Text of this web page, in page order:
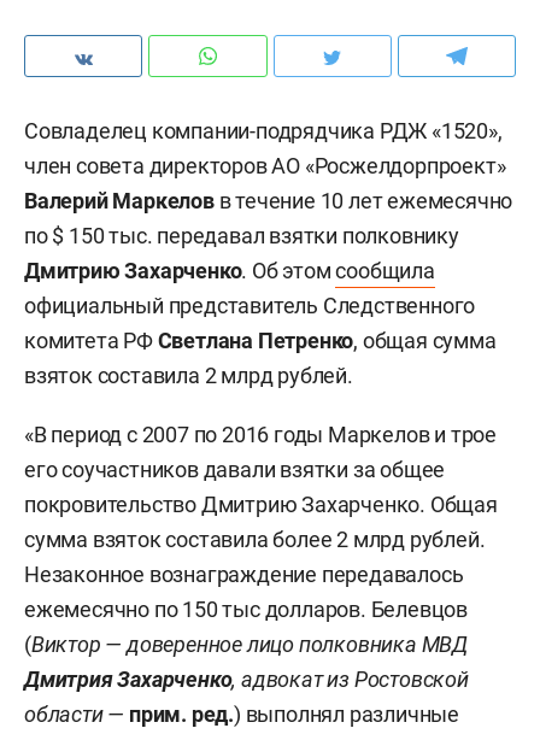
Совладелец компании-подрядчика РДЖ «1520»,
член совета директоров АО «Росжелдорпроект»
Валерий Маркеловв течение 10 лет ежемесячно
по $ 150 тыс. передавал взятки полковнику
Дмитрию Захарченко. Об этомсообщила
официальный представитель Следственного
комитета РФСветлана Петренко, общая сумма
взяток составила 2 млрд рублей.
«В период с 2007 по 2016 годы Маркелов и трое
его соучастников давали взятки за общее
покровительство Дмитрию Захарченко. Общая
сумма взяток составила более 2 млрд рублей.
Незаконное вознаграждение передавалось
ежемесячно по 150 тыс долларов. Белевцов
(Виктор — доверенное лицо полковника МВД
Дмитрия Захарченко, адвокат из Ростовской
области — прим. ред.) выполнял различные